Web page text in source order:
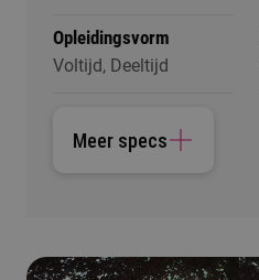
Opleidingsvorm
Voltijd, Deeltijd
Meer specs